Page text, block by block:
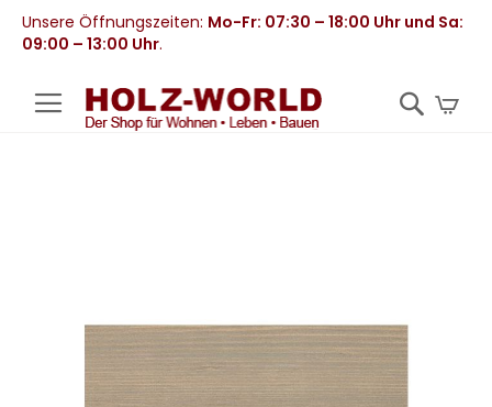
Unsere Öffnungszeiten: Mo-Fr: 07:30 – 18:00 Uhr und Sa:
09:00 – 13:00 Uhr.